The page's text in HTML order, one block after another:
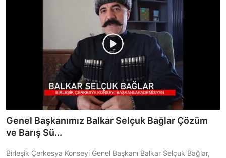
Genel Başkanımız Balkar Selçuk Bağlar Çözüm
ve Barış Sü...
Birleşik Çerkesya Konseyi Genel Başkanı Balkar Selçuk Bağlar,